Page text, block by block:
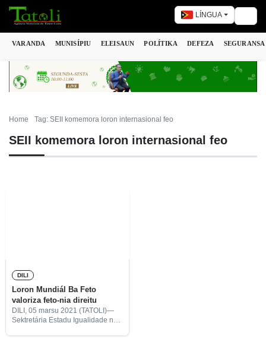
LÍNGUA
VARANDA MUNISÍPIU ELEISAUN POLÍTIKA DEFEZA SEGURANSA
Home Tag: SEII komemora loron internasional feo
SEII komemora loron internasional feo
DILI
Loron Mundiál Ba Feto
valoriza feto-nia direitu
DILI, 05 marsu 2021 (TATOLI)—
Sektretária Estadu Igualidade no